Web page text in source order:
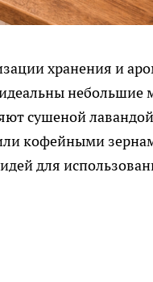
хранения и
сушеной
кофейными
для